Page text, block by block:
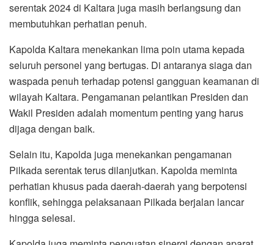
serentak 2024 di Kaltara juga masih berlangsung dan
membutuhkan perhatian penuh.
Kapolda Kaltara menekankan lima poin utama kepada
seluruh personel yang bertugas. Di antaranya siaga dan
waspada penuh terhadap potensi gangguan keamanan di
wilayah Kaltara. Pengamanan pelantikan Presiden dan
Wakil Presiden adalah momentum penting yang harus
dijaga dengan baik.
Selain itu, Kapolda juga menekankan pengamanan
Pilkada serentak terus dilanjutkan. Kapolda meminta
perhatian khusus pada daerah-daerah yang berpotensi
konflik, sehingga pelaksanaan Pilkada berjalan lancar
hingga selesai.